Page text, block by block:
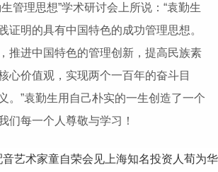
管理思想”学术研讨会上所说：“袁勤生
证明的具有中国特色的成功管理思想。
推进中国特色的管理创新，提高民族素
心价值观，实现两个一百年的奋斗目
。”袁勤生用自己朴实的一生创造了一个
们每一个人尊敬与学习！
音艺术家童自荣会见上海知名投资人荀为华